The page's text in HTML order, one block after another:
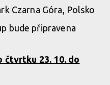
Czarna Góra, Polsko
bude připravena
čtvrtku 23. 10. do